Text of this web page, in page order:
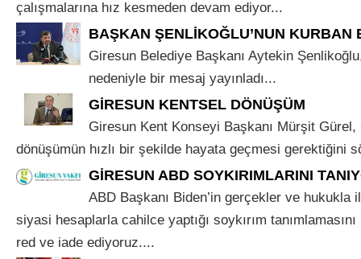
çalışmalarına hız kesmeden devam ediyor...
BAŞKAN ŞENLİKOĞLU’NUN KURBAN
Giresun Belediye Başkanı Aytekin
nedeniyle bir mesaj yayınladı...
GİRESUN KENTSEL DÖNÜŞÜM
Giresun Kent Konseyi Başkanı Mürşit Gürel,
dönüşümün hızlı bir şekilde hayata geçmesi gerektiğini
GİRESUN ABD SOYKIRIMLARINI
ABD Başkanı Biden’in gerçekler ve hukukla
siyasi hesaplarla cahilce yaptığı soykırım
red ve iade ediyoruz....